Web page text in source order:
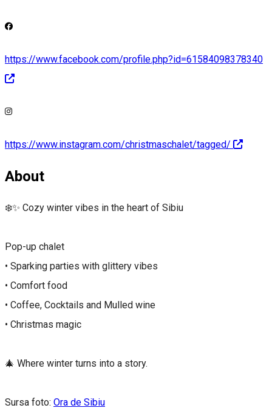
https://www.facebook.com/profile.php?id=61584098378340
https://www.instagram.com/christmaschalet/tagged/
About
❄️✨ Cozy winter vibes in the heart of Sibiu
Pop-up chalet
• Sparking parties with glittery vibes
• Comfort food
• Coffee, Cocktails and Mulled wine
• Christmas magic
🎄 Where winter turns into a story.
Sursa foto: Ora de Sibiu